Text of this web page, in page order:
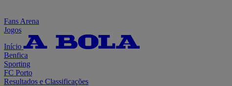
Fans Arena
Jogos
Início
Benfica
Sporting
FC Porto
Resultados e Classificações